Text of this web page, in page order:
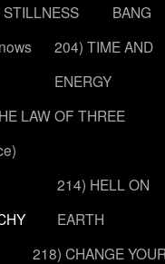
STILLNESS
BANG
204) TIME AND
ENERGY
LAW OF THREE
214) HELL ON
EARTH
218) CHANGE